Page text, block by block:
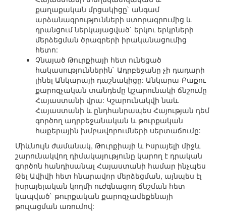
քաղաքական մրցակիցը` անգամ
արձանագրությունների ստորագրումից և
դրանցում ներկայացված` երկու երկրների
մերձեցման ծրագրերի իրականացումից
հետո:
Չնայած Թուրքիայի հետ ունեցած
հակասություններին` Ադրբեջանը չի դադարի
լինել Անկարայի դաշնակիցը: Անկարա-Բաքու
քարոզչական տանդեմը կշարունակի ճնշումը
Հայաստանի վրա: Կշարունակվի նաև
Հայաստանի և ընդհանրապես Հայության դեմ
գործող ադրբեջանական և թուրքական
հաքերային խմբավորումների սերտաճումը:
Միևնույն ժամանակ, Թուրքիայի և Իսրայելի միջև
շարունակվող դիմակայությունը կարող է դրական
գործոն հանդիսանալ Հայաստանի համար ինչպես
Թել Ավիվի հետ հնարավոր մերձեցման, այնպես էլ
իսրայելական կողմի ուժգնացող ճնշման հետ
կապված` թուրքական քարոզչամեքենայի
թուլացման առումով: